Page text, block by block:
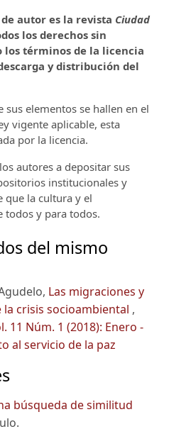
autor es la revista Ciudad
los derechos sin
los términos de la licencia
y distribución del
elementos se hallen en el
vigente aplicable, esta
por la licencia.
autores a depositar sus
institucionales y
que la cultura y el
todos y para todos.
del mismo
Las migraciones y
crisis socioambiental ,
11 Núm. 1 (2018): Enero -
al servicio de la paz
búsqueda de similitud